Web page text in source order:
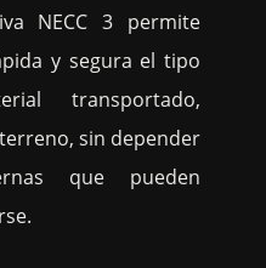
NECC 3 permite
y segura el tipo
transportado,
sin depender
que pueden